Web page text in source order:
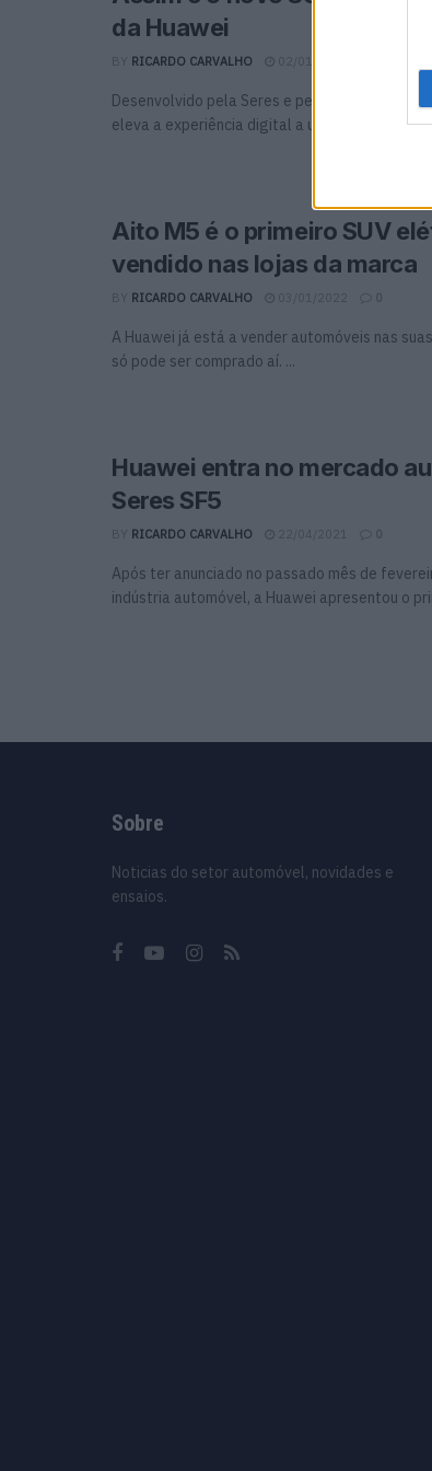
da Huawei
BY RICARDO CARVALHO 02/01/2024
Desenvolvido pela Seres e pela Huawei, este
eleva a experiência digital a um novo patamar
Aito M5 é o primeiro SUV
vendido nas lojas da marca
BY RICARDO CARVALHO 03/01/2022 0
A Huawei já está a vender automóveis nas
só pode ser comprado aí. ...
Huawei entra no mercado
Seres SF5
BY RICARDO CARVALHO 22/04/2021 0
Após ter anunciado no passado mês de
indústria automóvel, a Huawei apresentou o
Sobre
Noticias do setor automóvel, novidades e
ensaios.